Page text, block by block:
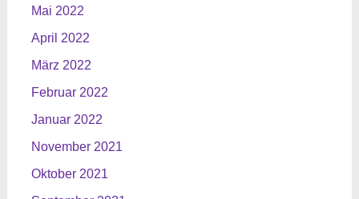
Mai 2022
April 2022
März 2022
Februar 2022
Januar 2022
November 2021
Oktober 2021